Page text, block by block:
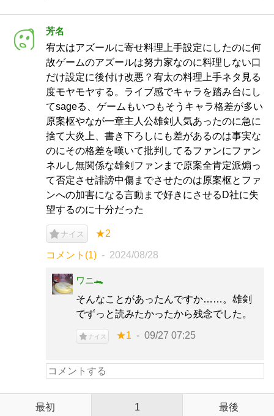
芳名
宥太はアズールに寄せ料理上手設定にしたのに何
故ゲームのアズールは努力家なのに料理しない口
だけ設定に後付け改悪？宥太の料理上手ネタ見る
度モヤモヤする。ライブ感でキャラを踏み台にし
てsageる、ゲームもいつもそうキャラ格差が多い
原案枢やなが一章主人公雄剣人気あったのに急に
捨て大炎上、書き下ろしにも差があるのは事実な
のにその格差を嘆いて批判してるファンにファン
ネルし無関係な雄剣ファンまで原案全肯定派煽っ
て否定させ誹謗中傷までさせたのは原案枢とファ
ンへの加害になる言動まで好きにさせるD社に失
望するのに十分だった
ナイス ★2
コメント(1) 2024/08/28
ワニ🐊
そんなことがあったんですか……。雄剣
でずっと読みたかったから残念でした。
ナイス ★1 09/27 07:25
最初 1 最後